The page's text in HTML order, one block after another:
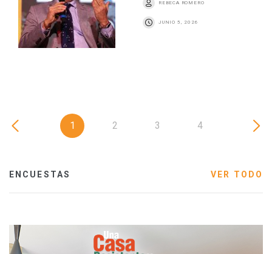
REBECA ROMERO
JUNIO 5, 2026
1 2 3 4
ENCUESTAS VER TODO